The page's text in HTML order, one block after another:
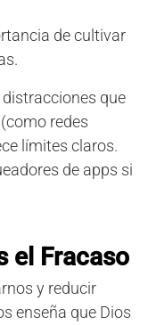
de cultivar
que
redes
límites claros.
de apps si
el Fracaso
y reducir
enseña que Dios